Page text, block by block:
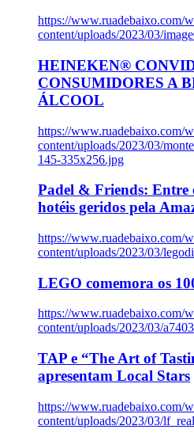
https://www.ruadebaixo.com/
content/uploads/2023/03/
HEINEKEN®
CONSUMIDORES A
ÁLCOOL
https://www.ruadebaixo.com/
content/uploads/2023/03/
145-335x256.jpg
Padel & Friends: Entre
hotéis geridos pela
https://www.ruadebaixo.com/
content/uploads/2023/03/
LEGO comemora os
https://www.ruadebaixo.com/
content/uploads/2023/03/
TAP e “The Art of
apresentam Local Stars
https://www.ruadebaixo.com/
content/uploads/2023/03/